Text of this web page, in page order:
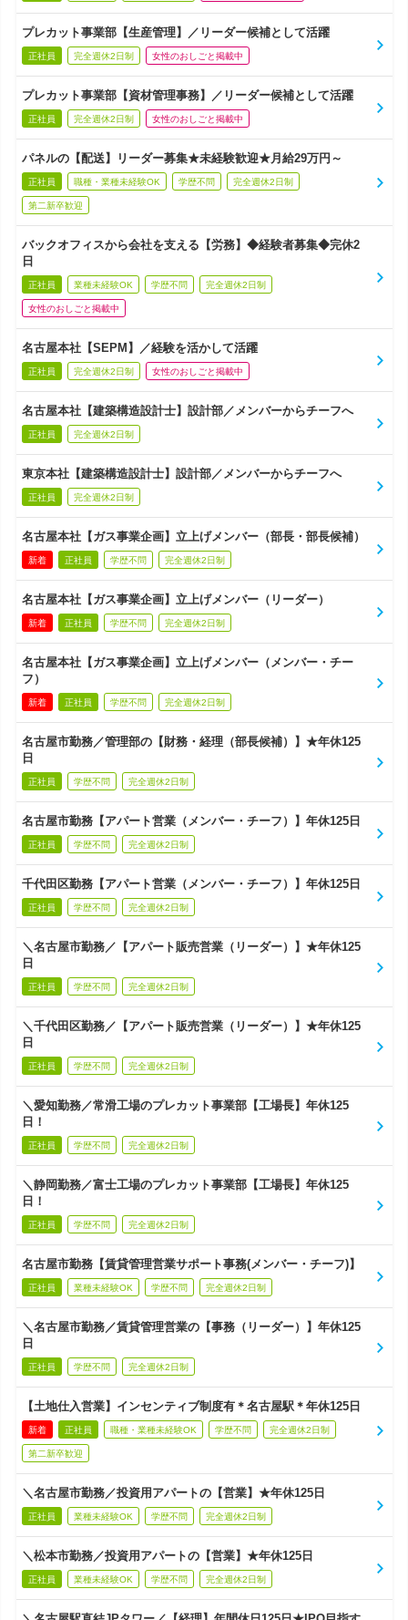
プレカット事業部【生産管理】／リーダー候補として活躍
正社員 完全週休2日制 女性のおしごと掲載中
プレカット事業部【資材管理事務】／リーダー候補として活躍
正社員 完全週休2日制 女性のおしごと掲載中
パネルの【配送】リーダー募集★未経験歓迎★月給29万円～
正社員 職種・業種未経験OK 学歴不問 完全週休2日制
第二新卒歓迎
バックオフィスから会社を支える【労務】◆経験者募集◆完休2
日
正社員 業種未経験OK 学歴不問 完全週休2日制
女性のおしごと掲載中
名古屋本社【SEPM】／経験を活かして活躍
正社員 完全週休2日制 女性のおしごと掲載中
名古屋本社【建築構造設計士】設計部／メンバーからチーフへ
正社員 完全週休2日制
東京本社【建築構造設計士】設計部／メンバーからチーフへ
正社員 完全週休2日制
名古屋本社【ガス事業企画】立上げメンバー（部長・部長候補）
新着 正社員 学歴不問 完全週休2日制
名古屋本社【ガス事業企画】立上げメンバー（リーダー）
新着 正社員 学歴不問 完全週休2日制
名古屋本社【ガス事業企画】立上げメンバー（メンバー・チー
フ）
新着 正社員 学歴不問 完全週休2日制
名古屋市勤務／管理部の【財務・経理（部長候補）】★年休125
日
正社員 学歴不問 完全週休2日制
名古屋市勤務【アパート営業（メンバー・チーフ）】年休125日
正社員 学歴不問 完全週休2日制
千代田区勤務【アパート営業（メンバー・チーフ）】年休125日
正社員 学歴不問 完全週休2日制
＼名古屋市勤務／【アパート販売営業（リーダー）】★年休125
日
正社員 学歴不問 完全週休2日制
＼千代田区勤務／【アパート販売営業（リーダー）】★年休125
日
正社員 学歴不問 完全週休2日制
＼愛知勤務／常滑工場のプレカット事業部【工場長】年休125
日！
正社員 学歴不問 完全週休2日制
＼静岡勤務／富士工場のプレカット事業部【工場長】年休125
日！
正社員 学歴不問 完全週休2日制
名古屋市勤務【賃貸管理営業サポート事務(メンバー・チーフ)】
正社員 業種未経験OK 学歴不問 完全週休2日制
＼名古屋市勤務／賃貸管理営業の【事務（リーダー）】年休125
日
正社員 学歴不問 完全週休2日制
【土地仕入営業】インセンティブ制度有＊名古屋駅＊年休125日
新着 正社員 職種・業種未経験OK 学歴不問 完全週休2日制
第二新卒歓迎
＼名古屋市勤務／投資用アパートの【営業】★年休125日
正社員 業種未経験OK 学歴不問 完全週休2日制
＼松本市勤務／投資用アパートの【営業】★年休125日
正社員 業種未経験OK 学歴不問 完全週休2日制